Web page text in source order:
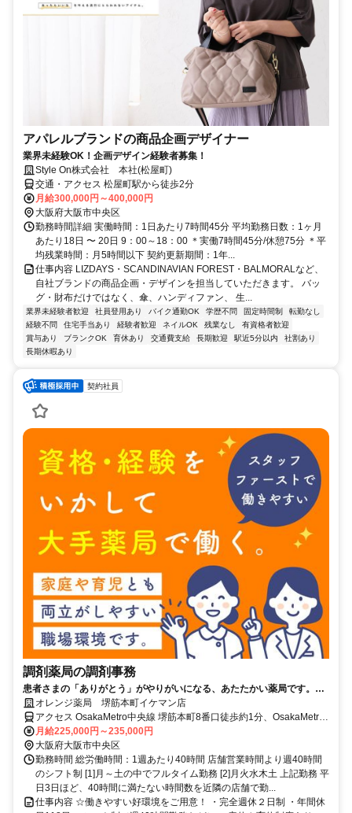
アパレルブランドの商品企画デザイナー
業界未経験OK！企画デザイン経験者募集！
Style On株式会社 本社(松屋町)
交通・アクセス 松屋町駅から徒歩2分
月給300,000円～400,000円
大阪府大阪市中央区
勤務時間詳細 実働時間：1日あたり7時間45分 平均勤務日数：1ヶ月
あたり18日 〜 20日 9：00～18：00 ＊実働7時間45分/休憩75分 ＊平
均残業時間：月5時間以下 契約更新期間：1年...
仕事内容 LIZDAYS・SCANDINAVIAN FOREST・BALMORALなど、
自社ブランドの商品企画・デザインを担当していただきます。 バッ
グ・財布だけではなく、傘、ハンディファン、 生...
業界未経験者歓迎 社員登用あり バイク通勤OK 学歴不問 固定時間制
転勤なし
経験不問
住宅手当あり 経験者歓迎 ネイルOK 残業なし
有資格者歓迎
賞与あり
ブランクOK 育休あり 交通費支給 長期歓迎 駅近5分以内
社割あり
長期休暇あり
契約社員
調剤薬局の調剤事務
患者さまの「ありがとう」がやりがいになる、あたたかい薬局です。
【完全週休2日制＆年間休日118日】
オレンジ薬局 堺筋本町イケマン店
アクセス OsakaMetro中央線 堺筋本町8番口徒歩約1分、OsakaMetro
堺筋線 堺筋本町8番口徒歩約1分、OsakaMetro中央線 本町9番口徒歩
約5分
月給225,000円～235,000円
大阪府大阪市中央区
勤務時間 総労働時間：1週あたり40時間 店舗営業時間より週40時間
のシフト制 [1]月～土の中でフルタイム勤務 [2]月火水木土 上記勤務 平
日3日ほど、40時間に満たない時間数を近隣の店舗で勤...
仕事内容 ☆働きやすい好環境をご用意！ ・完全週休２日制 ・年間休